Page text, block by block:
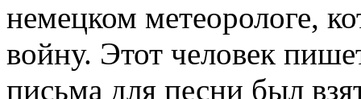
немецком метеорологе,
войну. Этот человек
письма для песни был